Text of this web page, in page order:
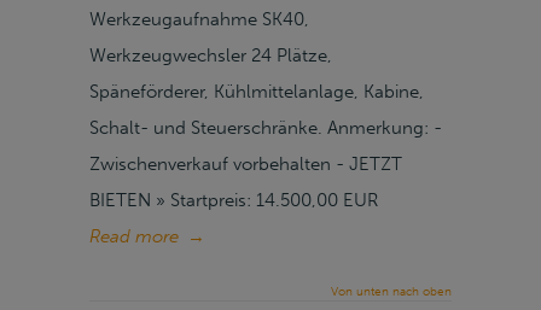
Werkzeugaufnahme SK40,
Werkzeugwechsler 24 Plätze,
Späneförderer, Kühlmittelanlage, Kabine,
Schalt- und Steuerschränke. Anmerkung: -
Zwischenverkauf vorbehalten - JETZT
BIETEN » Startpreis: 14.500,00 EUR
Read more →
Von unten nach oben